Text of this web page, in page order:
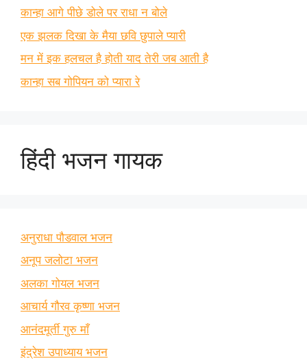
कान्हा आगे पीछे डोले पर राधा न बोले
एक झलक दिखा के मैया छवि छुपाले प्यारी
मन में इक हलचल है होती याद तेरी जब आती है
कान्हा सब गोपियन को प्यारा रे
हिंदी भजन गायक
अनुराधा पौडवाल भजन
अनूप जलोटा भजन
अलका गोयल भजन
आचार्य गौरव कृष्णा भजन
आनंदमूर्ती गुरु माँ
इंद्रेश उपाध्याय भजन